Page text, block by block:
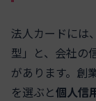
法人カードには
型」と、会社の
があります。創
を選ぶと個人信